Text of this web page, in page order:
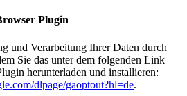
Plugin
und Verarbeitung Ihrer Daten durch
Sie das unter dem folgenden Link
herunterladen und installieren:
dlpage/gaoptout?hl=de.